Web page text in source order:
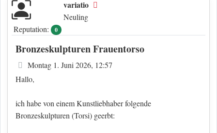
variatio
Neuling
Reputation:
0
Bronzeskulpturen Frauentorso
Beitrag
Montag 1. Juni 2026, 12:57
Hallo,
ich habe von einem Kunstliebhaber folgende
Bronzeskulpturen (Torsi) geerbt: